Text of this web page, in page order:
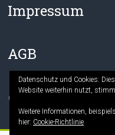
Impressum
AGB
Facebook
Instagram
Datenschutz und Cookies:
Website weiterhin nutzt,
Weitere Informationen,
hier: Cookie-Richtlinie